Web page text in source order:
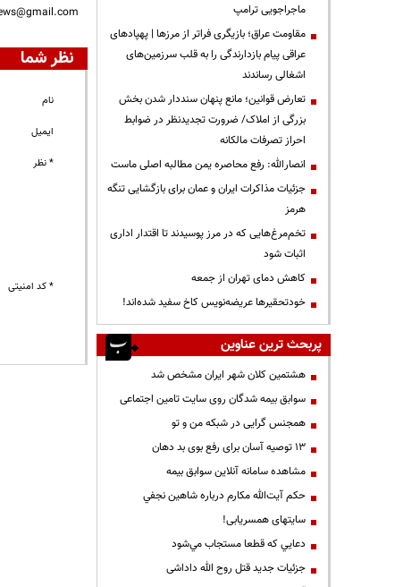
نظر شما
نام
ایمیل
* نظر
* کد امنیتی
ماجراجویی ترامپ
مقاومت عراق؛ بازیگری فراتر از مرزها | پهپادهای
عراقی پیام بازدارندگی را به قلب سرزمین‌های
اشغالی رساندند
تعارض قوانین؛ مانع پنهان سنددار شدن بخش
بزرگی از املاک/ ضرورت تجدیدنظر در ضوابط
احراز تصرفات مالکانه
انصارالله: رفع محاصره یمن مطالبه اصلی ماست
جزئیات مذاکرات ایران و عمان برای بازگشایی تنگه
هرمز
تخم‌مرغ‌هایی که در مرز پوسیدند تا اقتدار اداری
اثبات شود
کاهش دمای تهران از جمعه
خودتحقیرها عریضه‌نویس کاخ سفید شده‌اند!
پربحث ترین عناوین
هشتمین کلان شهر ایران مشخص شد
سوابق بیمه شدگان روی سایت تامین اجتماعی
همجنس گرایی در شبکه من و تو
13 توصیه آسان برای رفع بوی بد دهان
مشاهده سامانه آنلاين سوابق بیمه
حكم آيت‌الله مكارم درباره شاهين نجفي
سایتهای همسریابی!
دعايي كه قطعا مستجاب مي‌شود
جزئیات جدید قتل روح الله داداشی